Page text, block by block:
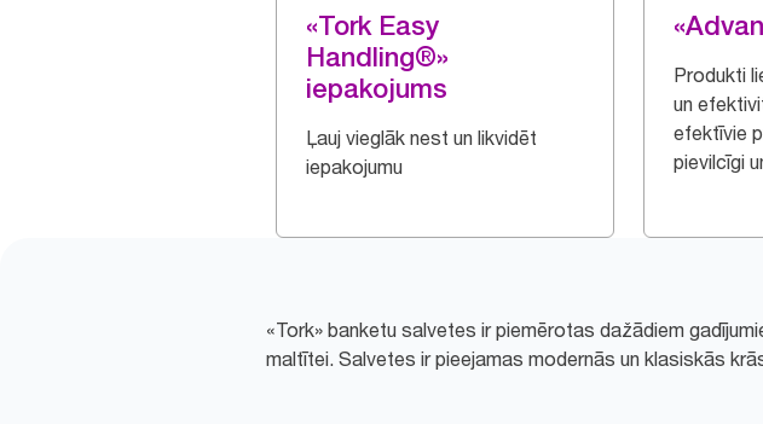
«Tork Easy
Handling®»
iepakojums
Ļauj vieglāk nest un likvidēt
iepakojumu
Produkti
un
efektīvie
pievilcīgi
«Tork» banketu salvetes ir piemērotas dažādiem
maltītei. Salvetes ir pieejamas modernās un klasiskās